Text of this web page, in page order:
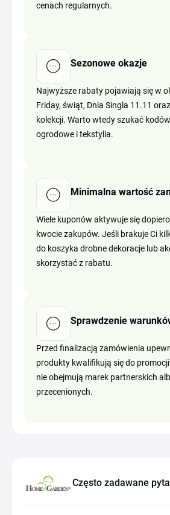
cenach regularnych.
Sezonowe okazje
Najwyższe rabaty pojawiają się w
Friday, świąt, Dnia Singla 11.11
kolekcji. Warto wtedy szukać
ogrodowe i tekstylia.
Minimalna wartość
Wiele kuponów aktywuje się
kwocie zakupów. Jeśli brakuje Ci
do koszyka drobne dekoracje lub
skorzystać z rabatu.
Sprawdzenie
Przed finalizacją zamówienia
produkty kwalifikują się do
nie obejmują marek partnerskich
przecenionych.
Często zadawane